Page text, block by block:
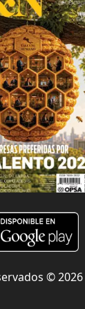
©2026